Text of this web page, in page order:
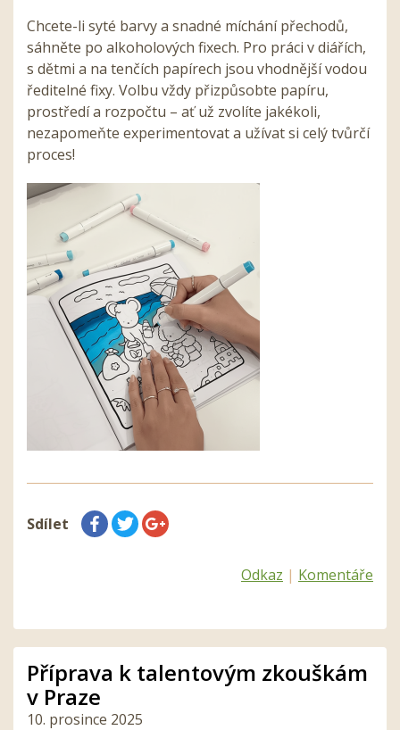
Chcete-li syté barvy a snadné míchání přechodů,
sáhněte po alkoholových fixech. Pro práci v diářích,
s dětmi a na tenčích papírech jsou vhodnější vodou
ředitelné fixy. Volbu vždy přizpůsobte papíru,
prostředí a rozpočtu – ať už zvolíte jakékoli,
nezapomeňte experimentovat a užívat si celý tvůrčí
proces!
Sdílet
Odkaz | Komentáře
Příprava k talentovým zkouškám
v Praze
10. prosince 2025